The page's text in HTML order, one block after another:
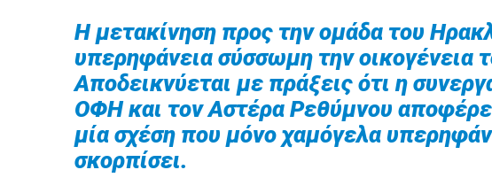
Η μετακίνηση προς την ομάδα του
υπερηφάνεια σύσσωμη την οικογένεια
Αποδεικνύεται με πράξεις ότι η
ΟΦΗ και τον Αστέρα Ρεθύμνου
μία σχέση που μόνο χαμόγελα
σκορπίσει.